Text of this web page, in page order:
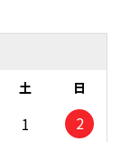
土 日
1
2